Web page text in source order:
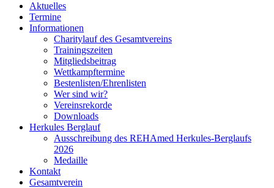
Aktuelles
Termine
Informationen
Charitylauf des Gesamtvereins
Trainingszeiten
Mitgliedsbeitrag
Wettkampftermine
Bestenlisten/Ehrenlisten
Wer sind wir?
Vereinsrekorde
Downloads
Herkules Berglauf
Ausschreibung des REHAmed Herkules-Berglaufs
2026
Medaille
Kontakt
Gesamtverein